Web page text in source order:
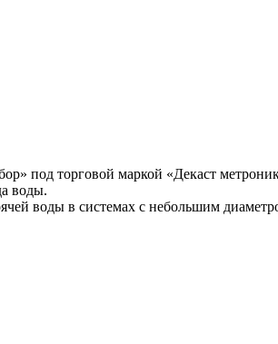
под торговой маркой «Декаст
воды.
воды в системах с небольшим